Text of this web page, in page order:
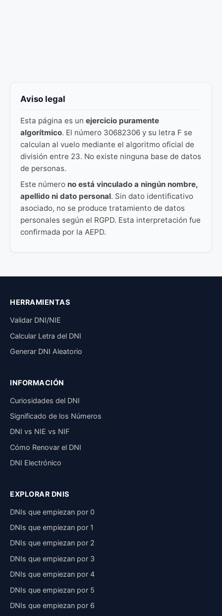
Aviso legal
Esta página es un ejercicio puramente
algorítmico. El número 30682306 y su letra F se
calculan al vuelo mediante el algoritmo oficial de
división entre 23. No existe ninguna base de datos
de personas.
Este número no está vinculado a ningún nombre,
apellido ni dato personal. Sin dato identificativo
asociado, no se produce tratamiento de datos
personales según el RGPD. Esta interpretación fue
confirmada por la AEPD.
HERRAMIENTAS
Validar DNI/NIE
Calcular Letra del DNI
Generar DNI Aleatorio
INFORMACIÓN
Curiosidades del DNI
Significado de los Números
DNI vs NIE vs NIF
Cómo Renovar el DNI
DNI Electrónico
EXPLORAR DNIS
DNIs que empiezan por 0
DNIs que empiezan por 1
DNIs que empiezan por 2
DNIs que empiezan por 3
DNIs que empiezan por 4
DNIs que empiezan por 5
DNIs que empiezan por 6